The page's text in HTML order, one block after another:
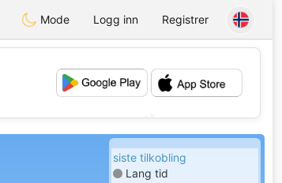
Mode Logg inn Registrer
siste tilkobling
Lang tid